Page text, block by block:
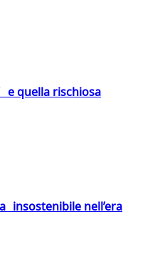
e quella rischiosa
insostenibile nell’era